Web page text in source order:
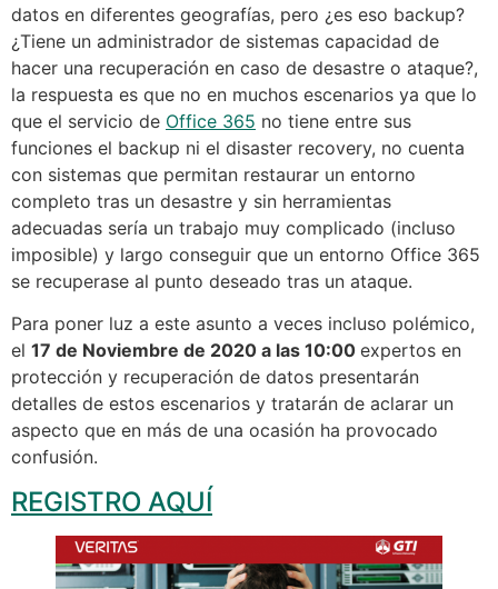
datos en diferentes geografías, pero ¿es eso backup?
¿Tiene un administrador de sistemas capacidad de
hacer una recuperación en caso de desastre o ataque?,
la respuesta es que no en muchos escenarios ya que lo
que el servicio de Office 365 no tiene entre sus
funciones el backup ni el disaster recovery, no cuenta
con sistemas que permitan restaurar un entorno
completo tras un desastre y sin herramientas
adecuadas sería un trabajo muy complicado (incluso
imposible) y largo conseguir que un entorno Office 365
se recuperase al punto deseado tras un ataque.
Para poner luz a este asunto a veces incluso polémico,
el 17 de Noviembre de 2020 a las 10:00 expertos en
protección y recuperación de datos presentarán
detalles de estos escenarios y tratarán de aclarar un
aspecto que en más de una ocasión ha provocado
confusión.
REGISTRO AQUÍ